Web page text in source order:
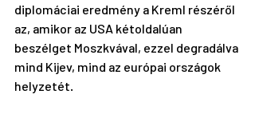
diplomáciai eredmény a Kreml részéről
az, amikor az USA kétoldalúan
beszélget Moszkvával, ezzel degradálva
mind Kijev, mind az európai országok
helyzetét.